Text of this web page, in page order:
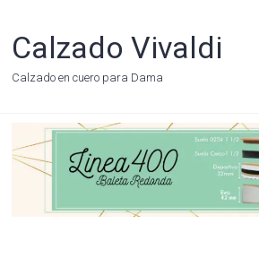
Calzado Vivaldi
Calzado en cuero para Dama